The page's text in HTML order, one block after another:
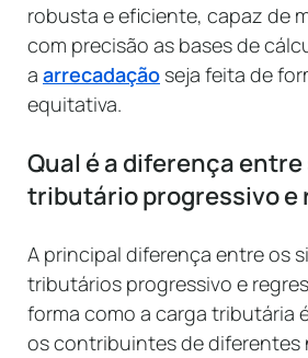
robusta e eficiente, capaz de
com precisão as bases de
a arrecadação seja feita de
equitativa.
Qual é a diferença
tributário progressivo e
A principal diferença entre os
tributários progressivo e
forma como a carga tributária
os contribuintes de diferentes